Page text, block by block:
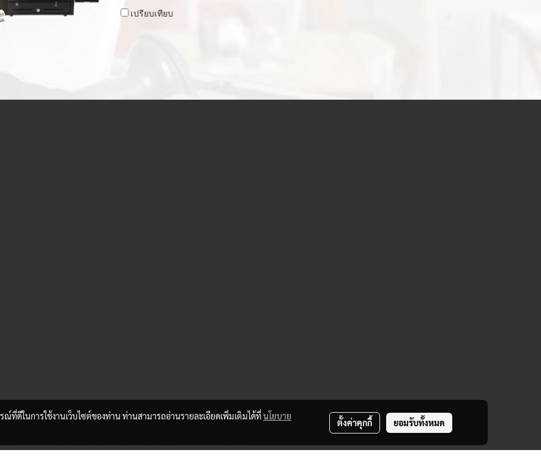
เปรียบเทียบ
ที่ดีในการใช้งานเว็บไซต์ของท่าน ท่านสามารถอ่านรายละเอียดเพิ่มเติมได้ที่นโยบาย
ตั้งค่าคุกกี้ ยอมรับทั้งหมด